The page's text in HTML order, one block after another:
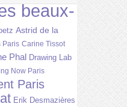
beaux-
Astrid de la
Paris Carine Tissot
Phal Drawing Lab
Now Paris
Paris
Erik Desmazières